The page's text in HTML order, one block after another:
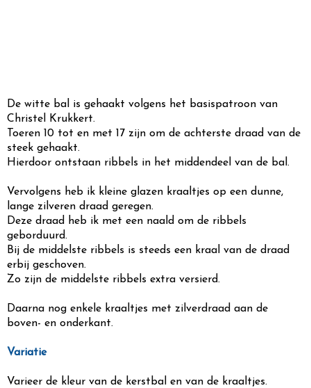
De witte bal is gehaakt volgens het basispatroon van
Christel Krukkert.
Toeren 10 tot en met 17 zijn om de achterste draad van de
steek gehaakt.
Hierdoor ontstaan ribbels in het middendeel van de bal.
Vervolgens heb ik kleine glazen kraaltjes op een dunne,
lange zilveren draad geregen.
Deze draad heb ik met een naald om de ribbels
geborduurd.
Bij de middelste ribbels is steeds een kraal van de draad
erbij geschoven.
Zo zijn de middelste ribbels extra versierd.
Daarna nog enkele kraaltjes met zilverdraad aan de
boven- en onderkant.
Variatie
Varieer de kleur van de kerstbal en van de kraaltjes.